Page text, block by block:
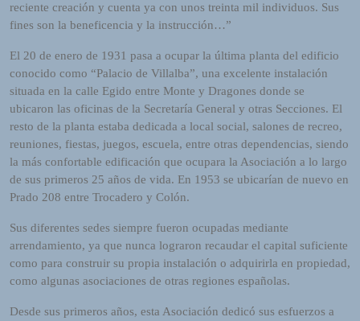
reciente creación y cuenta ya con unos treinta mil individuos. Sus
fines son la beneficencia y la instrucción…”
El 20 de enero de 1931 pasa a ocupar la última planta del edificio
conocido como “Palacio de Villalba”, una excelente instalación
situada en la calle Egido entre Monte y Dragones donde se
ubicaron las oficinas de la Secretaría General y otras Secciones. El
resto de la planta estaba dedicada a local social, salones de recreo,
reuniones, fiestas, juegos, escuela, entre otras dependencias, siendo
la más confortable edificación que ocupara la Asociación a lo largo
de sus primeros 25 años de vida. En 1953 se ubicarían de nuevo en
Prado 208 entre Trocadero y Colón.
Sus diferentes sedes siempre fueron ocupadas mediante
arrendamiento, ya que nunca lograron recaudar el capital suficiente
como para construir su propia instalación o adquirirla en propiedad,
como algunas asociaciones de otras regiones españolas.
Desde sus primeros años, esta Asociación dedicó sus esfuerzos a